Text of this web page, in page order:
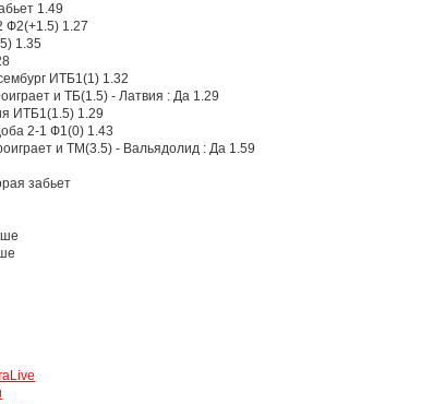
1.49
Ф2(+1.5) 1.27
1.35
ИТБ1(1) 1.32
и ТБ(1.5) - Латвия : Да 1.29
ИТБ1(1.5) 1.29
2-1 Ф1(0) 1.43
и ТМ(3.5) - Вальядолид : Да 1.59
забьет